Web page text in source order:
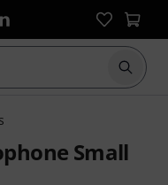
Iniciar
Small
avaliações de clientes